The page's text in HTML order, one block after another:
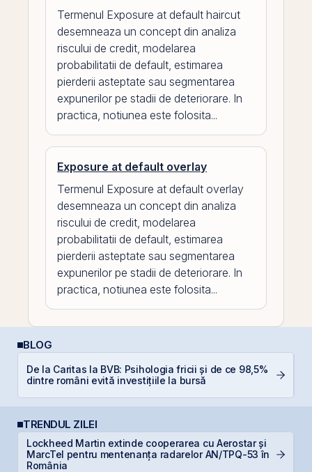
Termenul Exposure at default haircut
desemneaza un concept din analiza
riscului de credit, modelarea
probabilitatii de default, estimarea
pierderii asteptate sau segmentarea
expunerilor pe stadii de deteriorare. In
practica, notiunea este folosita...
Exposure at default overlay
Termenul Exposure at default overlay
desemneaza un concept din analiza
riscului de credit, modelarea
probabilitatii de default, estimarea
pierderii asteptate sau segmentarea
expunerilor pe stadii de deteriorare. In
practica, notiunea este folosita...
BLOG
De la Caritas la BVB: Psihologia fricii și de ce 98,5%
dintre români evită investițiile la bursă
TRENDUL ZILEI
Lockheed Martin extinde cooperarea cu Aerostar și
MarcTel pentru mentenanța radarelor AN/TPQ-53 în
România